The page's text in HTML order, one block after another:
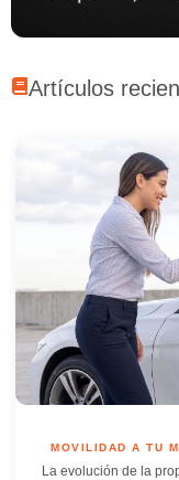
Artículos
MOVILIDAD A TU
La evolución de la